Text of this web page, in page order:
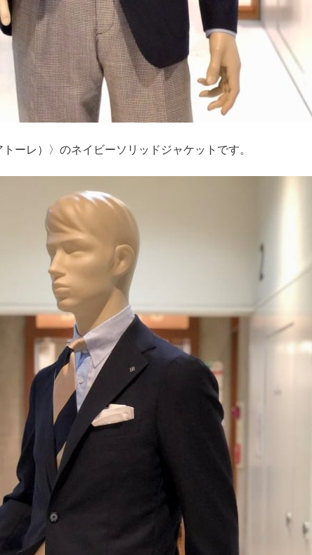
トーレ）〉のネイビーソリッドジャケットです。